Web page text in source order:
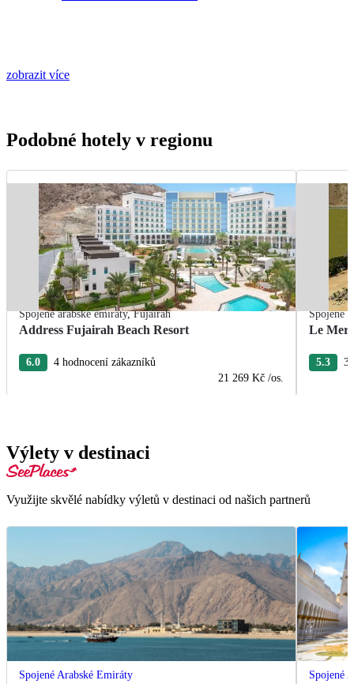
zobrazit více
Podobné hotely v regionu
Spojené arabské emiráty,Fujairah
Address Fujairah Beach Resort
6.0
4 hodnocení zákazníků
21 269 Kč /os.
Spojené
Le
5.3 3
Výlety v destinaci
Využijte skvělé nabídky výletů v destinaci od našich partnerů
Spojené Arabské Emiráty Spojené